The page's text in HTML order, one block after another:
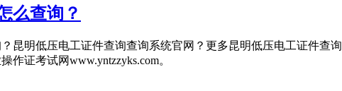
么查询？
昆明低压电工证件查询查询系统官网？更多昆明低压电工证件查询
作证考试网www.yntzzyks.com。